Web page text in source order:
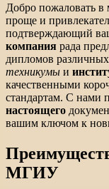
Добро пожаловать в
проще и
подтверждающий
компания рада
дипломов различных
техникумы и
качественными
стандартам. С нами
настоящего
вашим ключом к
МГИУ